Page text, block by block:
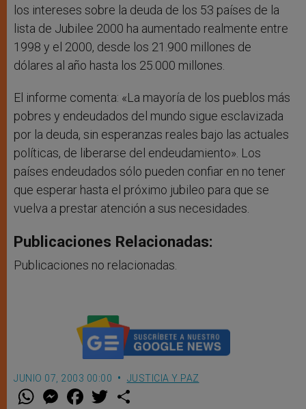
los intereses sobre la deuda de los 53 países de la
lista de Jubilee 2000 ha aumentado realmente entre
1998 y el 2000, desde los 21.900 millones de
dólares al año hasta los 25.000 millones.
El informe comenta: «La mayoría de los pueblos más
pobres y endeudados del mundo sigue esclavizada
por la deuda, sin esperanzas reales bajo las actuales
políticas, de liberarse del endeudamiento». Los
países endeudados sólo pueden confiar en no tener
que esperar hasta el próximo jubileo para que se
vuelva a prestar atención a sus necesidades.
Publicaciones Relacionadas:
Publicaciones no relacionadas.
JUNIO 07, 2003 00:00 JUSTICIA Y PAZ
W M
e
F
a w